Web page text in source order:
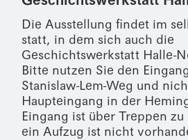
Die Ausstellung findet im
statt, in dem sich auch die
Geschichtswerkstatt Halle-
Bitte nutzen Sie den
Stanislaw-Lem-Weg und
Haupteingang in der
Eingang ist über Treppen
ein Aufzug ist nicht